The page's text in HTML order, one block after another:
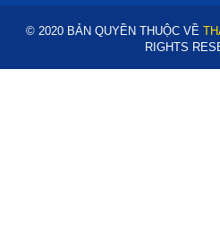
© 2020 BẢN QUYỀN THUỘC VỀ
RIGHTS